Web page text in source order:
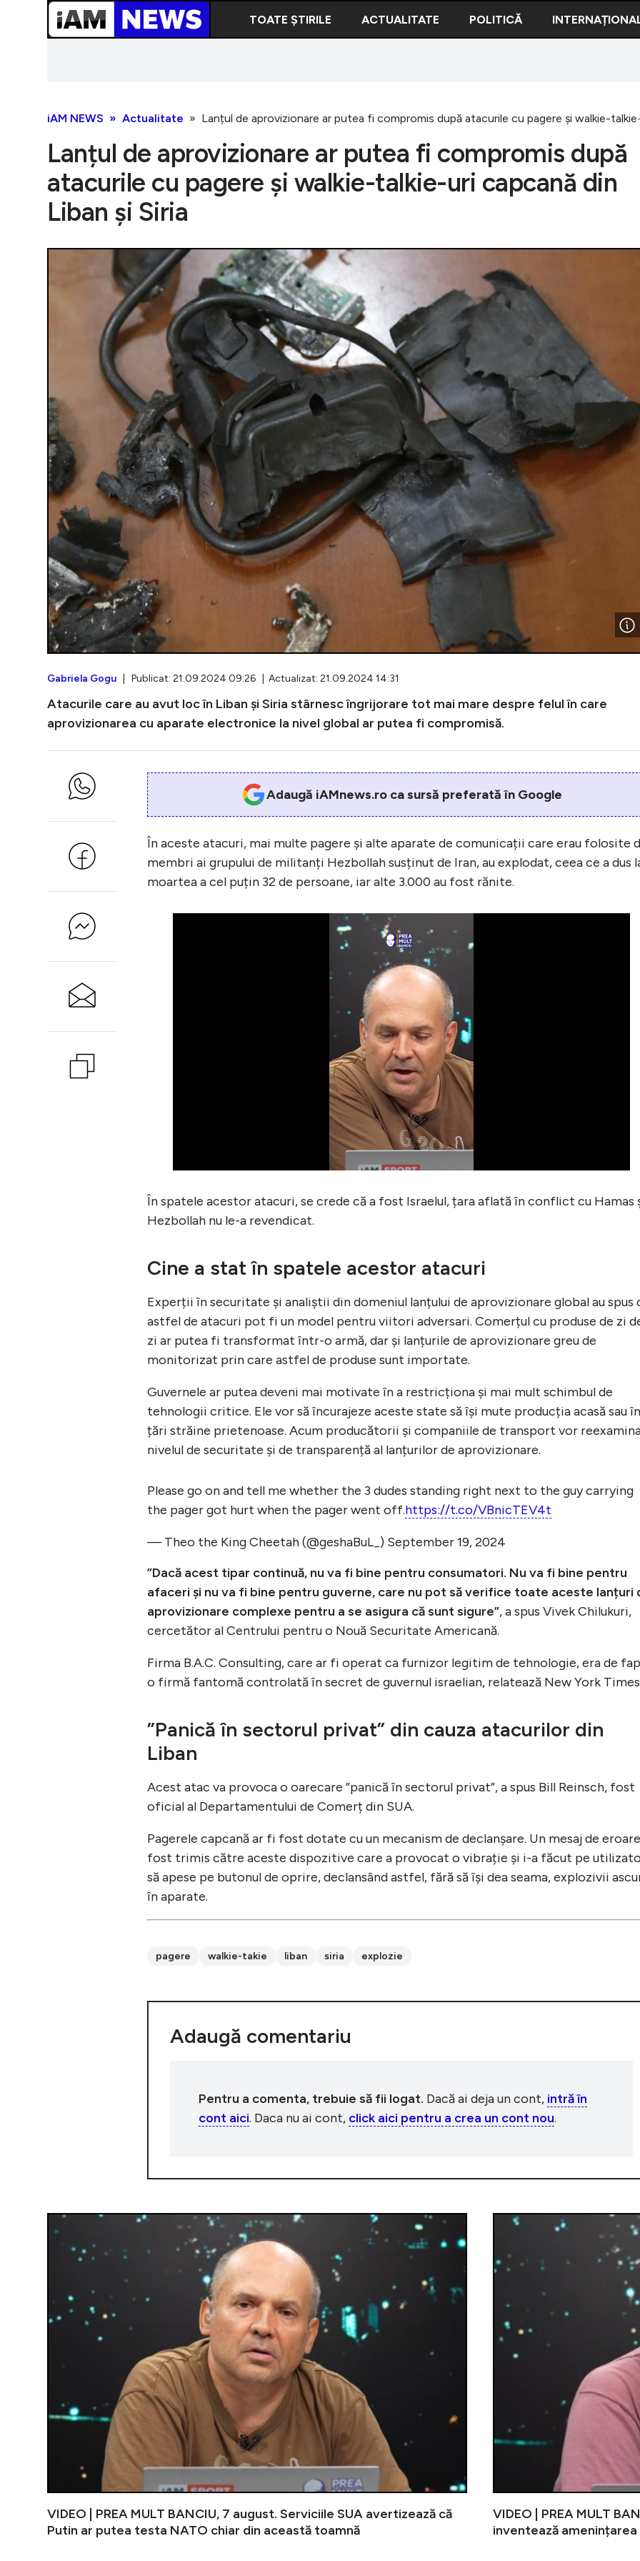
TOATE ȘTIRILE ACTUALITATE POLITICĂ
iAM NEWS Actualitate Lanțul de aprovizionare ar putea fi compromis după atacurile cu pagere și walkie-
Lanțul de aprovizionare ar putea fi compromis după
atacurile cu pagere și walkie-talkie-uri capcană din
Liban și Siria
Gabriela Gogu | Publicat: 21.09.2024 09:26 | Actualizat: 21.09.2024 14:31
Atacurile care au avut loc în Liban și Siria stârnesc îngrijorare tot mai mare despre felul în care
aprovizionarea cu aparate electronice la nivel global ar putea fi compromisă.
Adaugă iAMnews.ro ca sursă preferată în Google
În aceste atacuri, mai multe pagere și alte aparate de comunicații care erau folosite
membri ai grupului de militanți Hezbollah susținut de Iran, au explodat, ceea ce a dus
moartea a cel puțin 32 de persoane, iar alte 3.000 au fost rănite.
În spatele acestor atacuri, se crede că a fost Israelul, țara aflată în conflict cu Hamas
Hezbollah nu le-a revendicat.
Cine a stat în spatele acestor atacuri
Experții în securitate și analiștii din domeniul lanțului de aprovizionare global au spus
astfel de atacuri pot fi un model pentru viitori adversari. Comerțul cu produse de zi
zi ar putea fi transformat într-o armă, dar și lanțurile de aprovizionare greu de
monitorizat prin care astfel de produse sunt importate.
Guvernele ar putea deveni mai motivate în a restricționa și mai mult schimbul de
tehnologii critice. Ele vor să încurajeze aceste state să își mute producția acasă sau în
țări străine prietenoase. Acum producătorii și companiile de transport vor
nivelul de securitate și de transparență al lanțurilor de aprovizionare.
Please go on and tell me whether the 3 dudes standing right next to the guy carrying
the pager got hurt when the pager went off.https://t.co/VBnicTEV4t
— Theo the King Cheetah (@geshaBuL_) September 19, 2024
”Dacă acest tipar continuă, nu va fi bine pentru consumatori. Nu va fi bine pentru
afaceri și nu va fi bine pentru guverne, care nu pot să verifice toate aceste lanțuri
aprovizionare complexe pentru a se asigura că sunt sigure”, a spus Vivek Chilukuri,
cercetător al Centrului pentru o Nouă Securitate Americană.
Firma B.A.C. Consulting, care ar fi operat ca furnizor legitim de tehnologie, era de
o firmă fantomă controlată în secret de guvernul israelian, relatează New York
”Panică în sectorul privat” din cauza atacurilor din
Liban
Acest atac va provoca o oarecare ”panică în sectorul privat”, a spus Bill Reinsch, fost
oficial al Departamentului de Comerț din SUA.
Pagerele capcană ar fi fost dotate cu un mecanism de declanșare. Un mesaj de
fost trimis către aceste dispozitive care a provocat o vibrație și i-a făcut pe
să apese pe butonul de oprire, declansând astfel, fără să își dea seama, explozivii
în aparate.
pagere walkie-takie liban siria explozie
Adaugă comentariu
Pentru a comenta, trebuie să fii logat. Dacă ai deja un cont, intră în
cont aici. Daca nu ai cont, click aici pentru a crea un cont nou.
VIDEO | PREA MULT BANCIU, 7 august. Serviciile SUA avertizează că
Putin ar putea testa NATO chiar din această toamnă
VIDEO | PREA MULT
inventează